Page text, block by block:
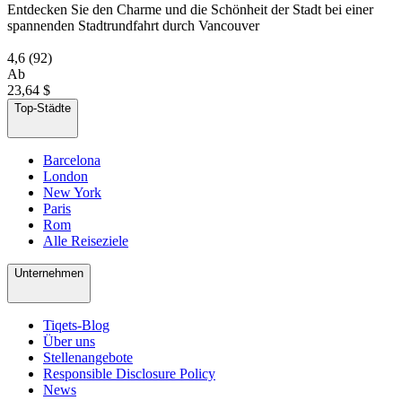
Entdecken Sie den Charme und die Schönheit der Stadt bei einer
spannenden Stadtrundfahrt durch Vancouver
4,6 (92)
Ab
23,64 $
Top-Städte
Barcelona
London
New York
Paris
Rom
Alle Reiseziele
Unternehmen
Tiqets-Blog
Über uns
Stellenangebote
Responsible Disclosure Policy
News